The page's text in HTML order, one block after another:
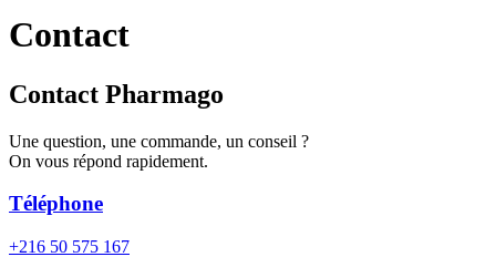
Contact
Contact Pharmago
Une question, une commande, un conseil ?
On vous répond rapidement.
Téléphone
+216 50 575 167